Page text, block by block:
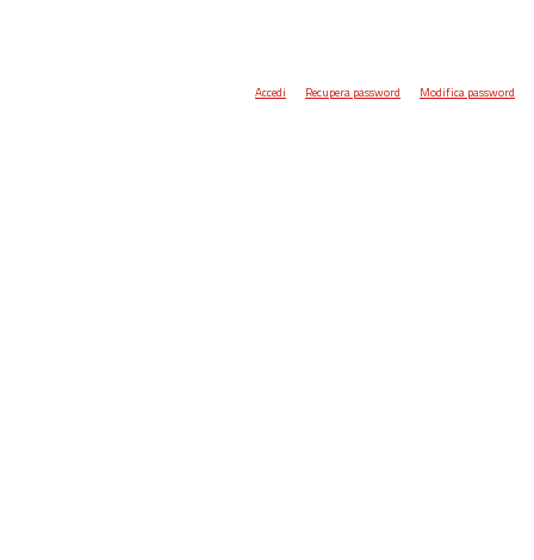
Accedi Recupera password Modifica password